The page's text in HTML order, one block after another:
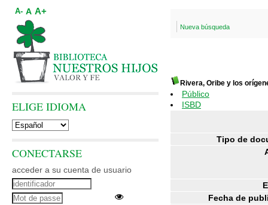
Nueva búsqueda
Rivera, Oribe y los
Público
ISBD
Tipo de
Fecha de
A- A A+
ELIGE IDIOMA
CONECTARSE
acceder a su cuenta de usuario